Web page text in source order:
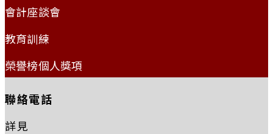
會計座談會
教育訓練
榮譽榜個人獎項
聯絡電話
詳見